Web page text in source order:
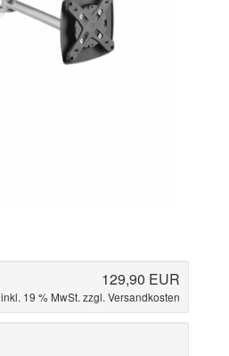
129,90 EUR
inkl. 19 % MwSt. zzgl. Versandkosten